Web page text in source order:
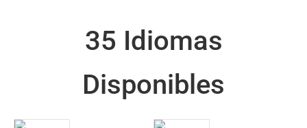
35 Idiomas
Disponibles